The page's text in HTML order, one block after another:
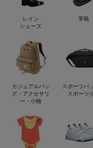
レイン
シューズ
革靴
カジュアルバッ
グ・アクセサリ
ー・小物
スポーツバ
スポーツ